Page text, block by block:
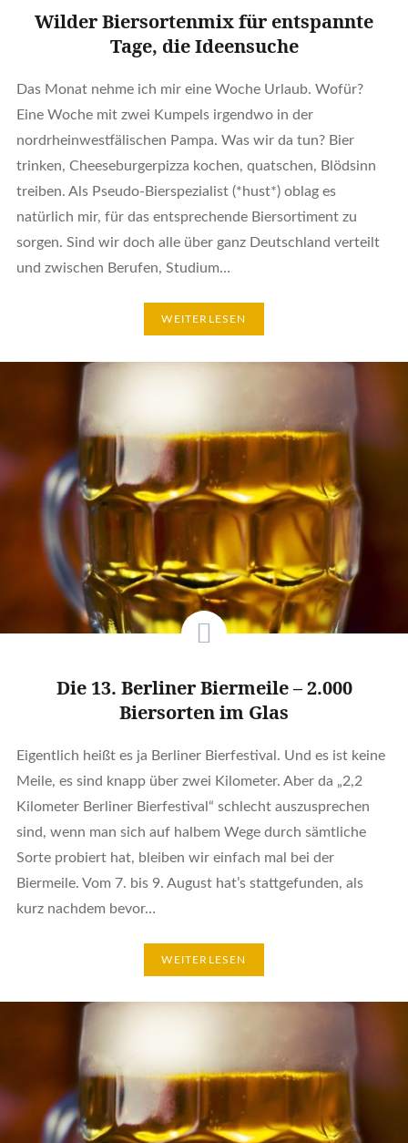
Wilder Biersortenmix für entspannte
Tage, die Ideensuche
Das Monat nehme ich mir eine Woche Urlaub. Wofür?
Eine Woche mit zwei Kumpels irgendwo in der
nordrheinwestfälischen Pampa. Was wir da tun? Bier
trinken, Cheeseburgerpizza kochen, quatschen, Blödsinn
treiben. Als Pseudo-Bierspezialist (*hust*) oblag es
natürlich mir, für das entsprechende Biersortiment zu
sorgen. Sind wir doch alle über ganz Deutschland verteilt
und zwischen Berufen, Studium…
WEITERLESEN
Die 13. Berliner Biermeile – 2.000
Biersorten im Glas
Eigentlich heißt es ja Berliner Bierfestival. Und es ist keine
Meile, es sind knapp über zwei Kilometer. Aber da „2,2
Kilometer Berliner Bierfestival“ schlecht auszusprechen
sind, wenn man sich auf halbem Wege durch sämtliche
Sorte probiert hat, bleiben wir einfach mal bei der
Biermeile. Vom 7. bis 9. August hat’s stattgefunden, als
kurz nachdem bevor…
WEITERLESEN